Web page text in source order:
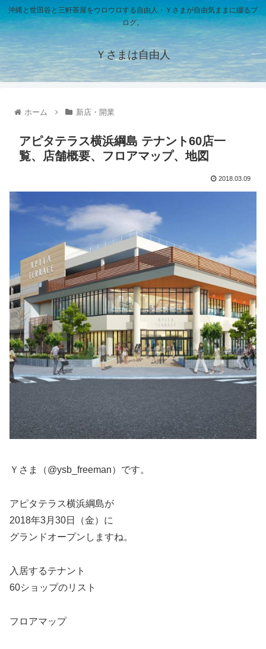
沖縄と世田谷と三軒茶屋をウロウロする自由人・Ｙさまが自由気ままに綴るブ
ログ。
Ｙさまは自由人
ホーム 新店・開業
アピタテラス横浜綱島 テナント60店一
覧、店舗概要、フロアマップ、地図
2018.03.09
Ｙさま（@ysb_freeman）です。
アピタテラス横浜綱島が
2018年3月30日（金）に
グランドオープンしますね。
入居するテナント
60ショップのリスト
フロアマップ